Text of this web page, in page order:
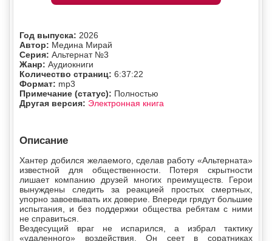
Год выпуска: 2026
Автор: Медина Мирай
Серия: Альтернат №3
Жанр: Аудиокниги
Количество страниц: 6:37:22
Формат: mp3
Примечание (статус): Полностью
Другая версия: Электронная книга
Описание
Хантер добился желаемого, сделав работу «Альтерната»
известной для общественности. Потеря скрытности
лишает компанию друзей многих преимуществ. Герои
вынуждены следить за реакцией простых смертных,
упорно завоевывать их доверие. Впереди грядут большие
испытания, и без поддержки общества ребятам с ними
не справиться.
Вездесущий враг не испарился, а избрал тактику
«удаленного» воздействия. Он сеет в соратниках